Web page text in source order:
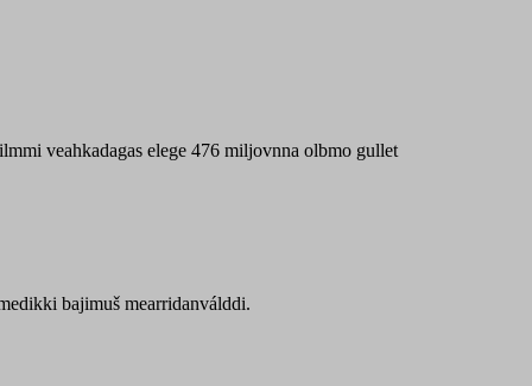
veahkadagas elege 476 miljovnna olbmo gullet
bajimuš mearridanválddi.